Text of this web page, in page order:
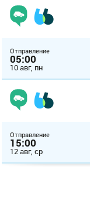
Отправление
05:00
10 авг, пн
Отправление
15:00
12 авг, ср